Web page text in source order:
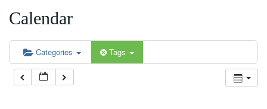
Calendar
Categories Tags